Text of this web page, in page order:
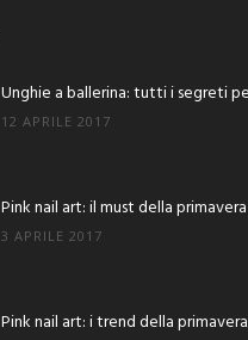
Unghie a ballerina: tutti i segreti
12 APRILE 2017
Pink nail art: il must della
3 APRILE 2017
Pink nail art: i trend della